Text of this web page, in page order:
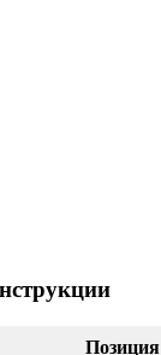
Позиция